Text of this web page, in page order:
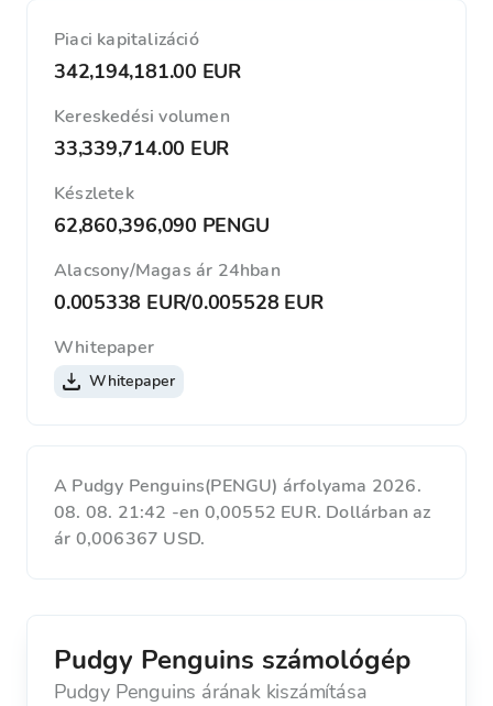
Piaci kapitalizáció
342,194,181.00 EUR
Kereskedési volumen
33,339,714.00 EUR
Készletek
62,860,396,090 PENGU
Alacsony/Magas ár 24hban
0.005338 EUR/0.005528 EUR
Whitepaper
Whitepaper
A Pudgy Penguins(PENGU) árfolyama 2026.
08. 08. 21:42 -en 0,00552 EUR. Dollárban az
ár 0,006367 USD.
Pudgy Penguins számológép
Pudgy Penguins árának kiszámítása